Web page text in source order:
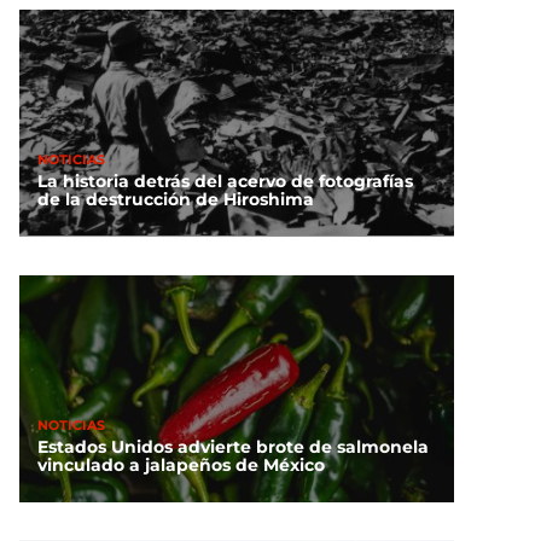
NOTICIAS
La historia detrás del acervo de fotografías
de la destrucción de Hiroshima
NOTICIAS
Estados Unidos advierte brote de salmonela
vinculado a jalapeños de México